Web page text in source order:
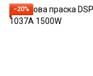
−20%